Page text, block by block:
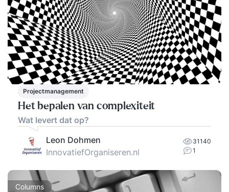
Projectmanagement
Het bepalen van complexiteit
Wat levert dat op?
Leon Dohmen
InnovatiefOrganiseren.nl
31140
1
Columns